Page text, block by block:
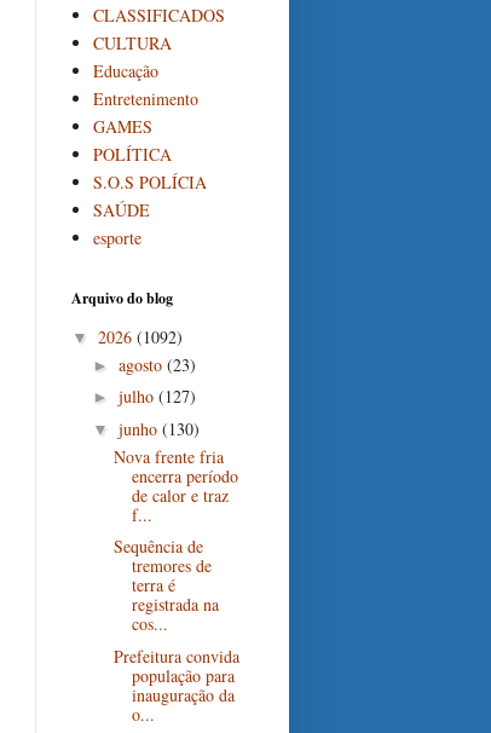
CLASSIFICADOS
CULTURA
Educação
Entretenimento
GAMES
POLÍTICA
S.O.S POLÍCIA
SAÚDE
esporte
Arquivo do blog
▼ 2026 (1092)
► agosto (23)
► julho (127)
▼ junho (130)
Nova frente fria
encerra período
de calor e traz
f...
Sequência de
tremores de
terra é
registrada na
cos...
Prefeitura convida
população para
inauguração da
o...